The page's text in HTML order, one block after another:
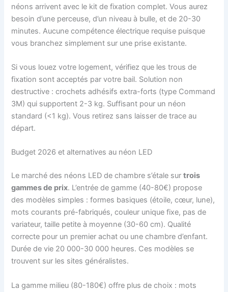
néons arrivent avec le kit de fixation complet. Vous aurez
besoin d’une perceuse, d’un niveau à bulle, et de 20-30
minutes. Aucune compétence électrique requise puisque
vous branchez simplement sur une prise existante.
Si vous louez votre logement, vérifiez que les trous de
fixation sont acceptés par votre bail. Solution non
destructive : crochets adhésifs extra-forts (type Command
3M) qui supportent 2-3 kg. Suffisant pour un néon
standard (<1 kg). Vous retirez sans laisser de trace au
départ.
Budget 2026 et alternatives au néon LED
Le marché des néons LED de chambre s’étale surtrois
gammes de prix. L’entrée de gamme (40-80€) propose
des modèles simples : formes basiques (étoile, cœur, lune),
mots courants pré-fabriqués, couleur unique fixe, pas de
variateur, taille petite à moyenne (30-60 cm). Qualité
correcte pour un premier achat ou une chambre d’enfant.
Durée de vie 20 000-30 000 heures. Ces modèles se
trouvent sur les sites généralistes.
La gamme milieu (80-180€) offre plus de choix : mots